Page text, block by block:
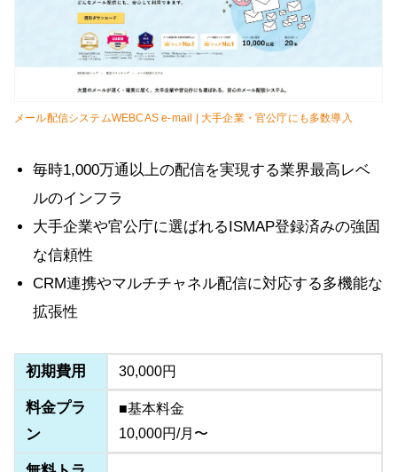
メール配信システムWEBCAS e-mail | 大手企業・官公庁にも多数導入
毎時1,000万通以上の配信を実現する業界最高レベ
ルのインフラ
大手企業や官公庁に選ばれるISMAP登録済みの強固
な信頼性
CRM連携やマルチチャネル配信に対応する多機能な
拡張性
初期費用 30,000円
料金プラ
ン
■基本料金
10,000円/月〜